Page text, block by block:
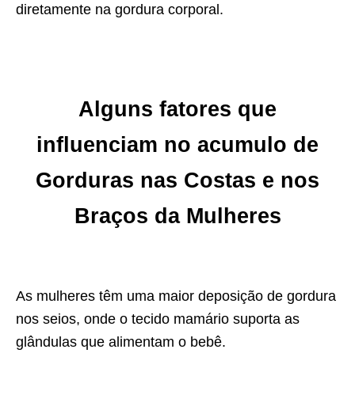
diretamente na gordura corporal.
Alguns fatores que
influenciam no acumulo de
Gorduras nas Costas e nos
Braços da Mulheres
As mulheres têm uma maior deposição de gordura
nos seios, onde o tecido mamário suporta as
glândulas que alimentam o bebê.